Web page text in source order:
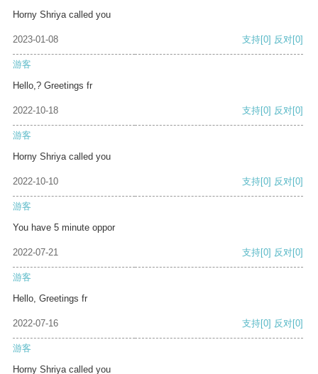
Horny Shriya called you
2023-01-08 支持[0] 反对[0]
游客
Hello,? Greetings fr
2022-10-18 支持[0] 反对[0]
游客
Horny Shriya called you
2022-10-10 支持[0] 反对[0]
游客
You have 5 minute oppor
2022-07-21 支持[0] 反对[0]
游客
Hello, Greetings fr
2022-07-16 支持[0] 反对[0]
游客
Horny Shriya called you